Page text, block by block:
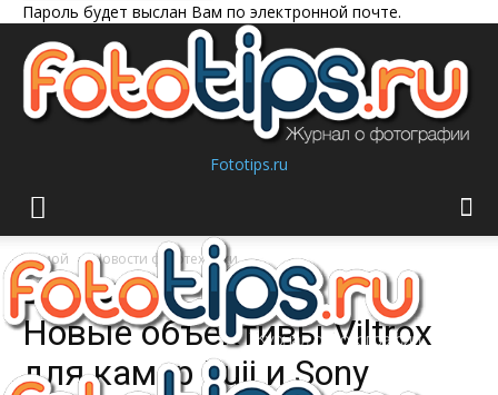
Пароль будет выслан Вам по электронной почте.
Fototips.ru
Домой Новости фототехники
Новости фототехники
Новые объективы Viltrox
для камер Fuji и Sony